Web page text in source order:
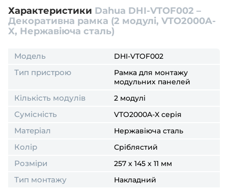
Характеристики Dahua DHI-VTOF002 –
Декоративна рамка (2 модулі, VTO2000A-
X, Нержавіюча сталь)
Модель DHI-VTOF002
Тип пристрою
Рамка для монтажу
модульних панелей
Кількість модулів 2 модулі
Сумісність VTO2000A-X серія
Матеріал Нержавіюча сталь
Колір Сріблястий
Розміри 257 х 145 х 11 мм
Тип монтажу Накладний